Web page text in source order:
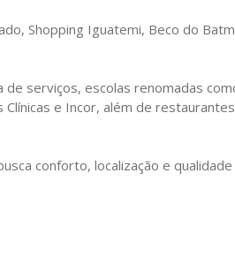
Shopping Iguatemi, Beco do
serviços, escolas renomadas
e Incor, além de
conforto, localização e